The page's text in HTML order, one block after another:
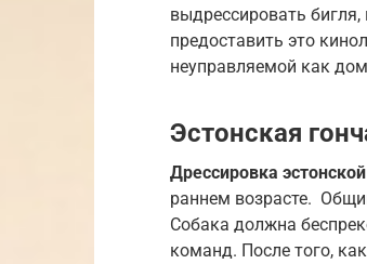
выдрессировать
предоставить это
неуправляемой как
Эстонская
Дрессировка
раннем возрасте.
Собака должна
команд. После того,